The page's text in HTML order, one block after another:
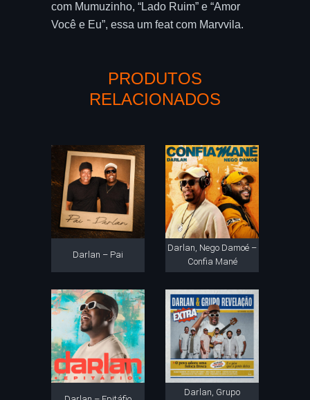
com Mumuzinho, “Lado Ruim” e “Amor
Você e Eu”, essa um feat com Marvvila.
PRODUTOS
RELACIONADOS
Darlan – Pai
Darlan, Nego Damoé –
Confia Mané
Darlan, Grupo